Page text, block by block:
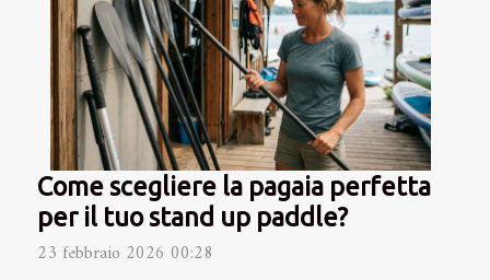
Come scegliere la pagaia perfetta
per il tuo stand up paddle?
23 febbraio 2026 00:28